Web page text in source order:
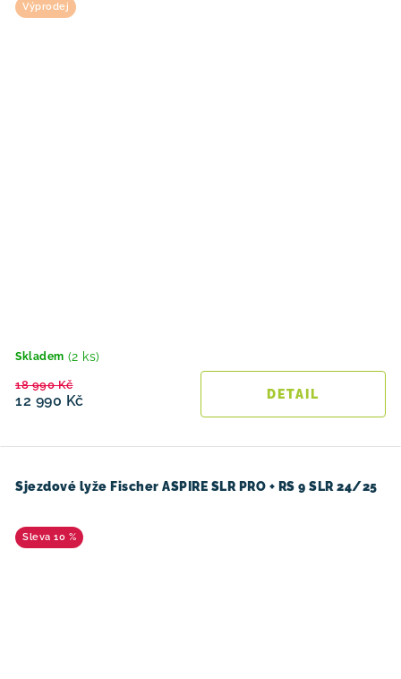
Výprodej
Skladem (2 ks)
12 990 Kč
18 990 Kč
Sjezdové lyže Fischer ASPIRE SLR PRO + RS 9 SLR 24/25
10 %